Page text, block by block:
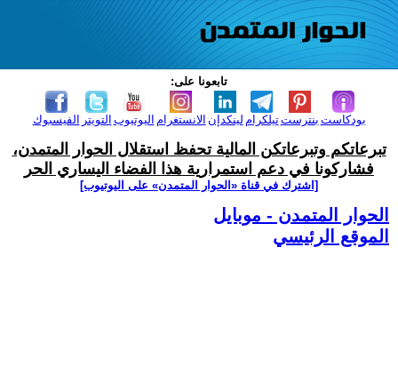
تابعونا على:
الفيسبوك التويتر اليوتيوب الانستغرام لينكدإن تيلكرامبنترست بودكاست
تبرعاتكم وتبرعاتكن المالية تحفظ استقلال الحوار المتمدن،
فشاركونا في دعم استمرارية هذا الفضاء اليساري الحر
[اشترك في قناة ‫«الحوار المتمدن» على اليوتيوب]
الحوار المتمدن - موبايل
الموقع الرئيسي